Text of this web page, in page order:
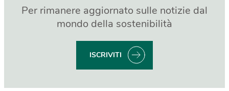
Per rimanere aggiornato sulle notizie dal
mondo della sostenibilità
ISCRIVITI